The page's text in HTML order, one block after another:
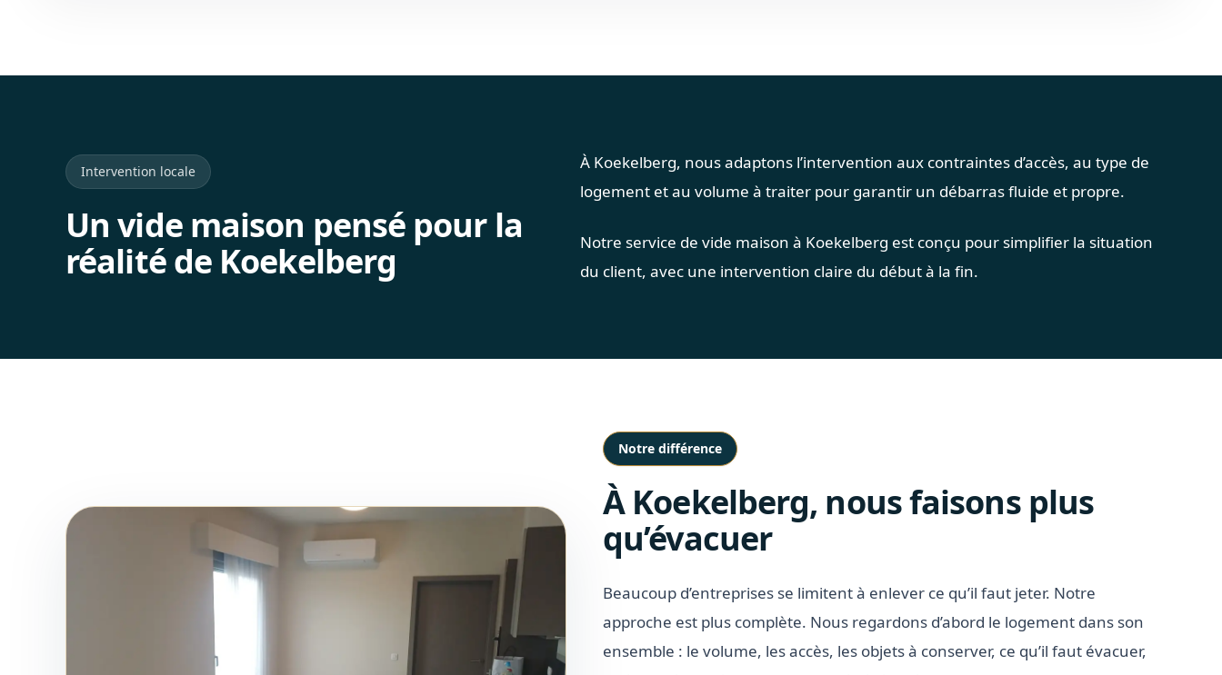
Intervention locale
Un vide maison pensé pour la
réalité de Koekelberg
À Koekelberg, nous adaptons l’intervention aux contraintes d’accès, au type de
logement et au volume à traiter pour garantir un débarras fluide et propre.
Notre service de vide maison à Koekelberg est conçu pour simplifier la situation
du client, avec une intervention claire du début à la fin.
Notre différence
À Koekelberg, nous faisons plus
qu’évacuer
Beaucoup d’entreprises se limitent à enlever ce qu’il faut jeter. Notre
approche est plus complète. Nous regardons d’abord le logement dans son
ensemble : le volume, les accès, les objets à conserver, ce qu’il faut évacuer,